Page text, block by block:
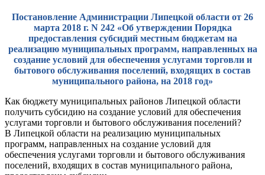
Постановление Администрации Липецкой области от 26
марта 2018 г. N 242 «Об утверждении Порядка
предоставления субсидий местным бюджетам на
реализацию муниципальных программ, направленных на
создание условий для обеспечения услугами торговли и
бытового обслуживания поселений, входящих в состав
муниципального района, на 2018 год»
Как бюджету муниципальных районов Липецкой области
получить субсидию на создание условий для обеспечения
услугами торговли и бытового обслуживания поселений?
В Липецкой области на реализацию муниципальных
программ, направленных на создание условий для
обеспечения услугами торговли и бытового обслуживания
поселений, входящих в состав муниципального района,